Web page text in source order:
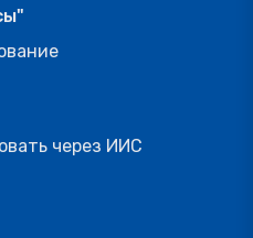
через ИИС